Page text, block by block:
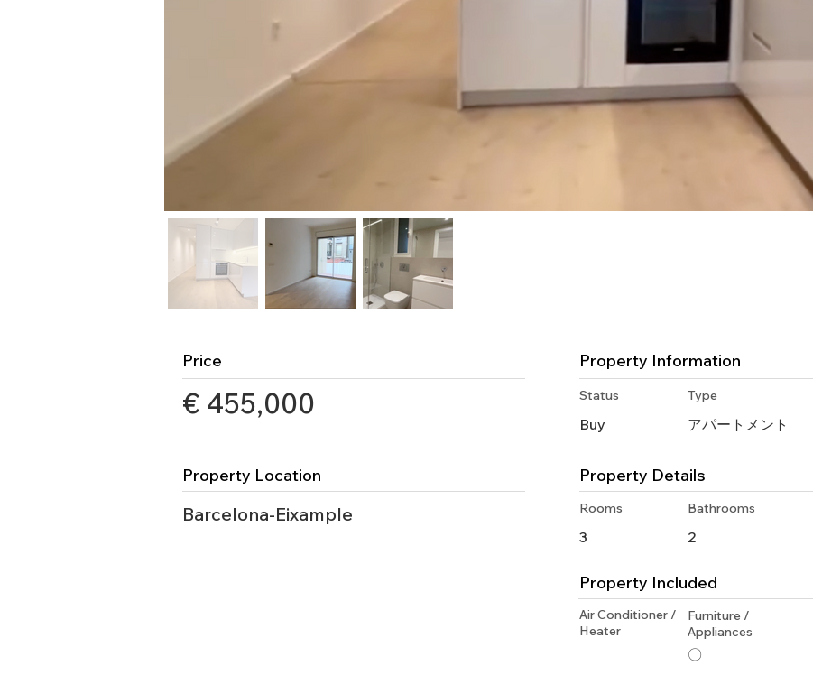
Price
€ 455,000
Property Location
Barcelona-Eixample
Property Information
Status
Buy
Type
アパートメント
Property Details
Rooms Bathrooms
3 2
Property Included
Air Conditioner /
Heater
Furniture /
Appliances
〇